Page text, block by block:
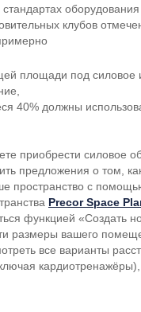
стандартах
клубов
площади под силовое
40% должны
приобрести силовое
предложения о том,
пространство с
Precor Space
функцией «Создать
размеры вашего
все варианты